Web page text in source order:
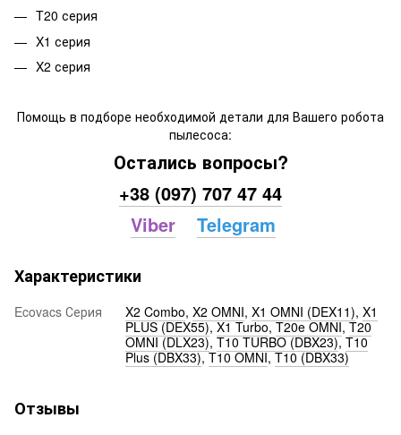
T20 серия
X1 серия
X2 серия
Помощь в подборе необходимой детали для Вашего робота
пылесоса:
Остались вопросы?
+38 (097) 707 47 44
Viber
Telegram
Характеристики
Ecovacs Серия X2 Combo, X2 OMNI, X1 OMNI (DEX11), X1
PLUS (DEX55),X1 Turbo,T20e OMNI,T20
OMNI (DLX23), T10 TURBO (DBX23), T10
Plus (DBX33),T10 OMNI,T10 (DBX33)
Отзывы